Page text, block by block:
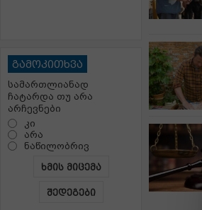
გამოკითხვა
სამართლიანად
ჩატარდა თუ არა
არჩევნები
კი
არა
ნაწილობრივ
ხმის მიცემა
შედეგები